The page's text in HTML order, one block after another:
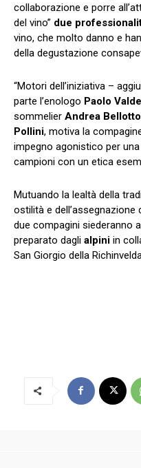
collaborazione e porre
del vino” due
vino, che molto danno e
della degustazione
“Motori dell’iniziativa –
parte l’enologo Paolo
sommelier Andrea Bellotto
Pollini, motiva la
impegno agonistico per
campioni con un etica
Mutuando la lealtà della
ostilità e dell’assegnazione
due compagini siederanno
preparato dagli alpini in
San Giorgio della